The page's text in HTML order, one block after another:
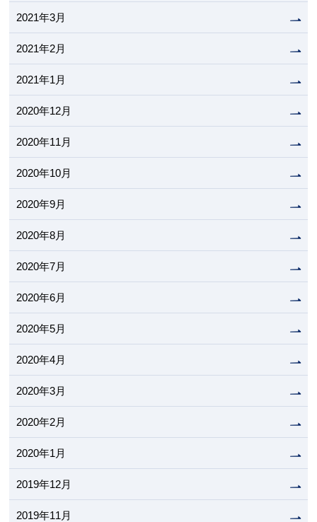
2021年3月
2021年2月
2021年1月
2020年12月
2020年11月
2020年10月
2020年9月
2020年8月
2020年7月
2020年6月
2020年5月
2020年4月
2020年3月
2020年2月
2020年1月
2019年12月
2019年11月